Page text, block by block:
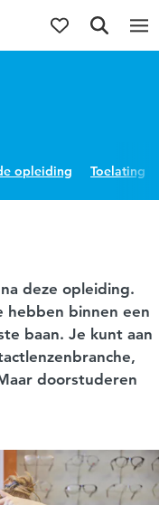
opleiding Toelating
deze opleiding.
binnen een
baan. Je kunt aan
doorstuderen